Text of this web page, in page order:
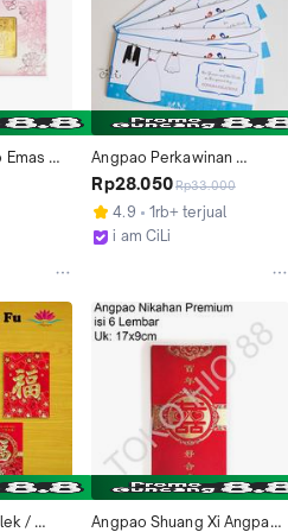
Emas
Angpao Perkawinan
(Wedding)
Rp28.050Rp33.000
4.9
1rb+ terjual
i am CiLi
/
Angpao Shuang Xi Angpau